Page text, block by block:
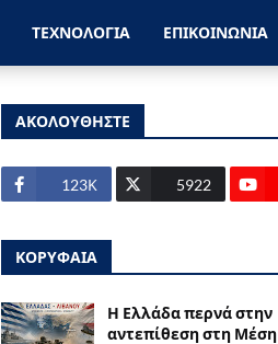
ΤΕΧΝΟΛΟΓΙΑ ΕΠΙΚΟΙΝΩΝΙΑ
ΑΚΟΛΟΥΘΗΣΤΕ
123Κ 5922
ΚΟΡΥΦΑΙΑ
Η Ελλάδα περνά στην
αντεπίθεση στη Μέση